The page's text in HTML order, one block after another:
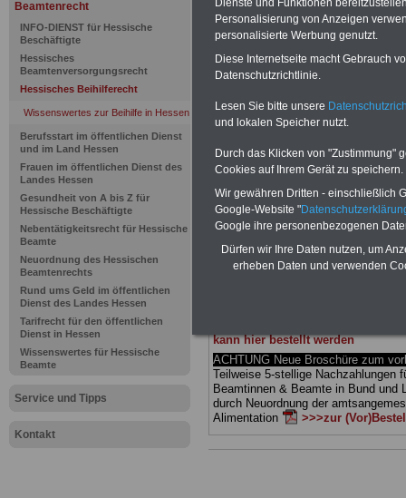
Beamtenrecht
INFO-DIENST für Hessische
Beschäftigte
Hessisches
Beamtenversorgungsrecht
Hessisches Beihilferecht
Wissenswertes zur Beihilfe in Hessen
Berufsstart im öffentlichen Dienst
und im Land Hessen
Frauen im öffentlichen Dienst des
Landes Hessen
Gesundheit von A bis Z für
Hessische Beschäftigte
Nebentätigkeitsrecht für Hessische
Beamte
Neuordnung des Hessischen
Beamtenrechts
Rund ums Geld im öffentlichen
Dienst des Landes Hessen
Tarifrecht für den öffentlichen
Dienst in Hessen
Wissenswertes für Hessische
Beamte
Service und Tipps
Kontakt
Beihilfe in
Personen
nach dem
(BVG)
BEHÖRDEN-ABOmit drei
25,00 Euro: Wissenswertes für
(Bund/Länder) sowie Beihilferecht
Ländern. Alle drei Ratgeber sind
kann hier bestellt werden
ACHTUNG Neue Broschüre zum
Teilweise 5-stellige Nachzahlungen
Beamtinnen & Beamte in Bund und
durch Neuordnung der
Alimentation
>>>zur
Dienste und Funktionen
Personalisierung von Anzeigen
personalisierte Werbung genutzt.
Diese Internetseite macht Gebrauch
Datenschutzrichtlinie.
Lesen Sie bitte unsere
und lokalen Speicher nutzt.
Durch das Klicken von "Zustimmung"
Cookies auf Ihrem Gerät zu speichern.
Wir gewähren Dritten - einschließlich
Google-Website "
Google ihre personenbezogenen
Dürfen wir Ihre Daten nutzen, um
erheben Daten und verwenden